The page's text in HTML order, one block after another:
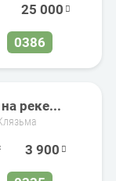
25 000
0386
реке...
3 900